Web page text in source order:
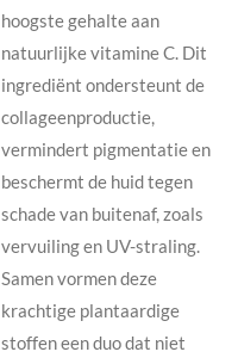
hoogste gehalte aan
natuurlijke vitamine C. Dit
ingrediënt ondersteunt de
collageenproductie,
vermindert pigmentatie en
beschermt de huid tegen
schade van buitenaf, zoals
vervuiling en UV-straling.
Samen vormen deze
krachtige plantaardige
stoffen een duo dat niet